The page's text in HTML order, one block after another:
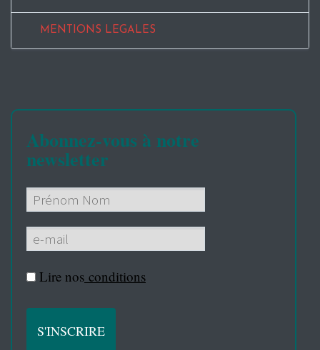
MENTIONS LEGALES
Abonnez-vous à notre
newsletter
Lire nos conditions